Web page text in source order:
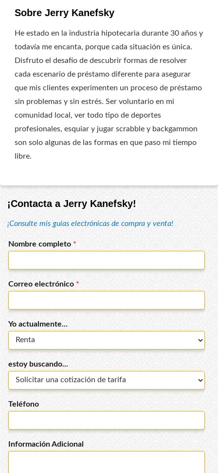
Sobre Jerry Kanefsky
He estado en la industria hipotecaria durante 30 años y
todavía me encanta, porque cada situación es única.
Disfruto el desafío de descubrir formas de resolver
cada escenario de préstamo diferente para asegurar
que mis clientes experimenten un proceso de préstamo
sin problemas y sin estrés. Ser voluntario en mi
comunidad local, ver todo tipo de deportes
profesionales, esquiar y jugar scrabble y backgammon
son solo algunas de las formas en que paso mi tiempo
libre.
¡Contacta a Jerry Kanefsky!
¡Consulte mis guías electrónicas de compra y venta!
Nombre completo *
Correo electrónico *
Yo actualmente...
estoy buscando...
Teléfono
Información Adicional